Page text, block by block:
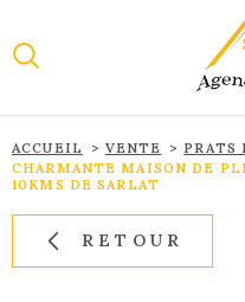
la
au
menu
au
contenu
ACCUEIL VENTE PRATS
CHARMANTE MAISON DE
10KMS DE SARLAT
RETOUR